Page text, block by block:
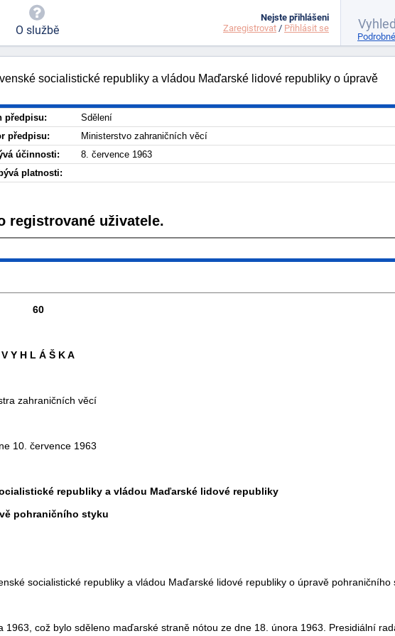
socialistické republiky a vládou Maďarské lidové republiky o úpravě
předpisu:
Sdělení
předpisu:
Ministerstvo zahraničních věcí
účinnosti:
8. července 1963
platnosti:
registrované uživatele.
60
V Y H L Á Š K A
zahraničních věcí
10. července 1963
republiky a vládou Maďarské lidové republiky
pohraničního styku
socialistické republiky a vládou Maďarské lidové republiky o úpravě pohraničního
což bylo sděleno maďarské straně nótou ze dne 18. února 1963. Presidiální
O službě
Nejste přihlášeni
Zaregistrovat / Přihlásit se